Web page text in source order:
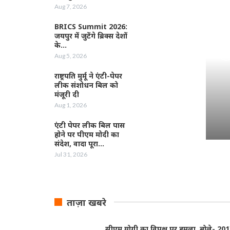
Aug 7, 2026
BRICS Summit 2026:
जयपुर में जुटेंगे ब्रिक्स देशों
के…
Aug 5, 2026
राष्ट्रपति मुर्मू ने एंटी-पेपर
लीक संशोधन बिल को
मंजूरी दी
Aug 1, 2026
एंटी पेपर लीक बिल पास
होने पर पीएम मोदी का
संदेश, वादा पूरा…
Jul 31, 2026
ताज़ा खबरे